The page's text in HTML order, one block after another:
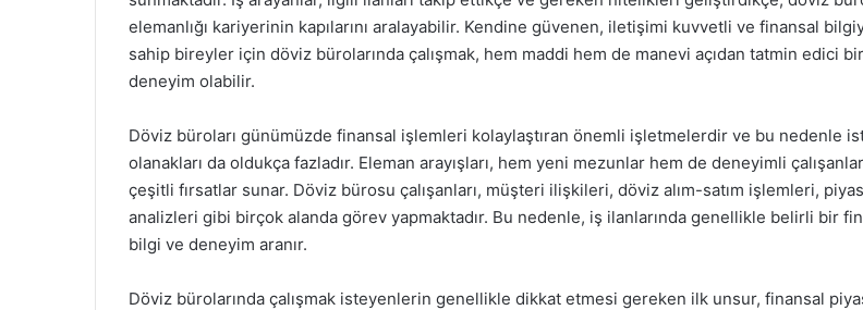
elemanlığı kariyerinin kapılarını aralayabilir. Kendine güvenen, iletişimi kuvvetli ve finansal
sahip bireyler için döviz bürolarında çalışmak, hem maddi hem de manevi açıdan tatmin edici bir
deneyim olabilir.
Döviz büroları günümüzde finansal işlemleri kolaylaştıran önemli işletmelerdir ve bu nedenle
olanakları da oldukça fazladır. Eleman arayışları, hem yeni mezunlar hem de deneyimli
çeşitli fırsatlar sunar. Döviz bürosu çalışanları, müşteri ilişkileri, döviz alım-satım işlemleri,
analizleri gibi birçok alanda görev yapmaktadır. Bu nedenle, iş ilanlarında genellikle belirli bir
bilgi ve deneyim aranır.
Döviz bürolarında çalışmak isteyenlerin genellikle dikkat etmesi gereken ilk unsur, finansal